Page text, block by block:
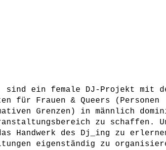
ein female DJ-Projekt mit
für Frauen & Queers (Personen
Grenzen) in männlich
zu schaffen.
Handwerk des Dj_ing zu
eigenständig zu